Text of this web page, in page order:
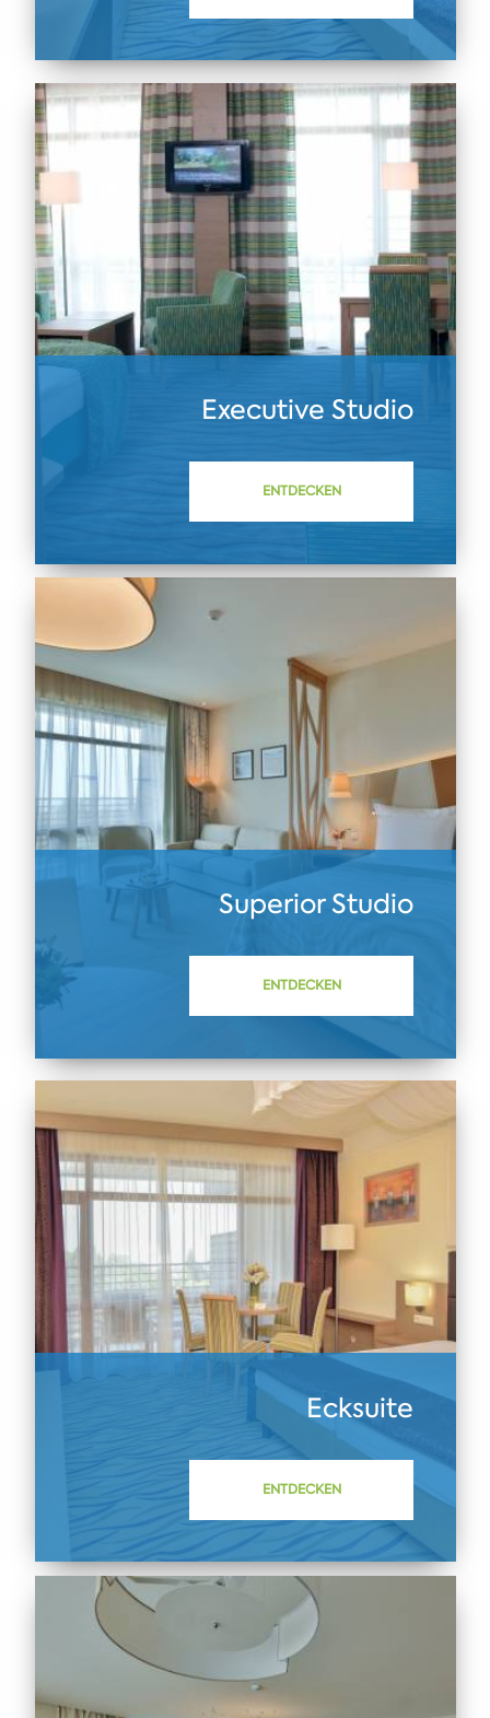
Executive Studio
ENTDECKEN
Superior Studio
ENTDECKEN
Ecksuite
ENTDECKEN